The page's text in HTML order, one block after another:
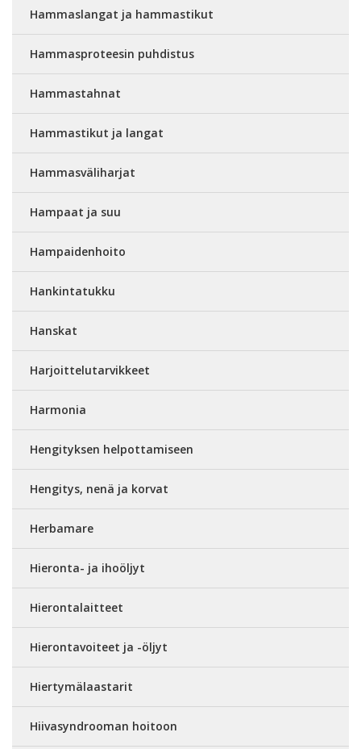
Hammaslangat ja hammastikut
Hammasproteesin puhdistus
Hammastahnat
Hammastikut ja langat
Hammasväliharjat
Hampaat ja suu
Hampaidenhoito
Hankintatukku
Hanskat
Harjoittelutarvikkeet
Harmonia
Hengityksen helpottamiseen
Hengitys, nenä ja korvat
Herbamare
Hieronta- ja ihoöljyt
Hierontalaitteet
Hierontavoiteet ja -öljyt
Hiertymälaastarit
Hiivasyndrooman hoitoon